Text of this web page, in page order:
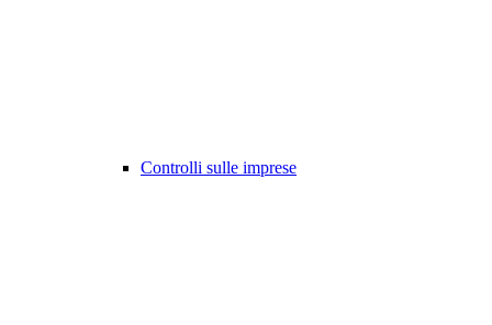
Controlli sulle imprese